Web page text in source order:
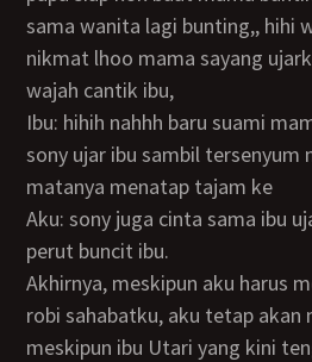
sama wanita lagi bunting,, hihi
nikmat lhoo mama sayang
wajah cantik ibu,
Ibu: hihih nahhh baru suami mama ibu cinta sama
sony ujar ibu sambil tersenyum
matanya menatap tajam ke
Aku: sony juga cinta sama ibu ujarku sambil mengelus
perut buncit ibu.
Akhirnya, meskipun aku harus mendapatkan anak dari
robi sahabatku, aku tetap akan
meskipun ibu Utari yang kini